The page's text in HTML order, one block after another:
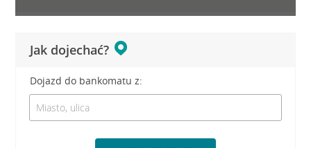
Jak dojechać?
Dojazd do bankomatu z: